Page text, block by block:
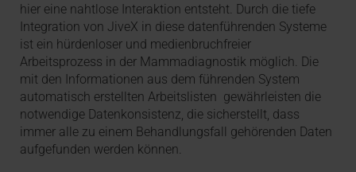
hier eine nahtlose Interaktion entsteht. Durch die tiefe
Integration von JiveX in diese datenführenden Systeme
ist ein hürdenloser und medienbruchfreier
Arbeitsprozess in der Mammadiagnostik möglich. Die
mit den Informationen aus dem führenden System
automatisch erstellten Arbeitslisten gewährleisten die
notwendige Datenkonsistenz, die sicherstellt, dass
immer alle zu einem Behandlungsfall gehörenden Daten
aufgefunden werden können.